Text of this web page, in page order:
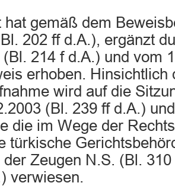
hat gemäß dem
202 ff d.A.), ergänzt
(Bl. 214 f d.A.) und vom
erhoben. Hinsichtlich
wird auf die
(Bl. 239 ff d.A.)
die im Wege der
türkische
Zeugen N.S. (Bl.
verwiesen.